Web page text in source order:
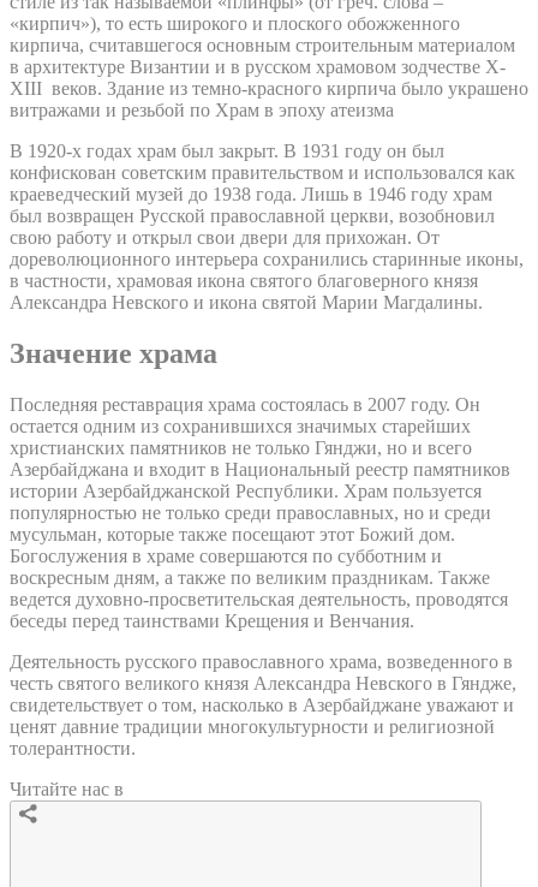
«кирпич»), то есть широкого и плоского обожженного
кирпича, считавшегося основным строительным материалом
в архитектуре Византии и в русском храмовом зодчестве X-
XIII веков. Здание из темно-красного кирпича было украшено
витражами и резьбой по Храм в эпоху атеизма
В 1920-х годах храм был закрыт. В 1931 году он был
конфискован советским правительством и использовался как
краеведческий музей до 1938 года. Лишь в 1946 году храм
был возвращен Русской православной церкви, возобновил
свою работу и открыл свои двери для прихожан. От
дореволюционного интерьера сохранились старинные иконы,
в частности, храмовая икона святого благоверного князя
Александра Невского и икона святой Марии Магдалины.
Значение храма
Последняя реставрация храма состоялась в 2007 году. Он
остается одним из сохранившихся значимых старейших
христианских памятников не только Гянджи, но и всего
Азербайджана и входит в Национальный реестр памятников
истории Азербайджанской Республики. Храм пользуется
популярностью не только среди православных, но и среди
мусульман, которые также посещают этот Божий дом.
Богослужения в храме совершаются по субботним и
воскресным дням, а также по великим праздникам. Также
ведется духовно-просветительская деятельность, проводятся
беседы перед таинствами Крещения и Венчания.
Деятельность русского православного храма, возведенного в
честь святого великого князя Александра Невского в Гяндже,
свидетельствует о том, насколько в Азербайджане уважают и
ценят давние традиции многокультурности и религиозной
толерантности.
Читайте нас в